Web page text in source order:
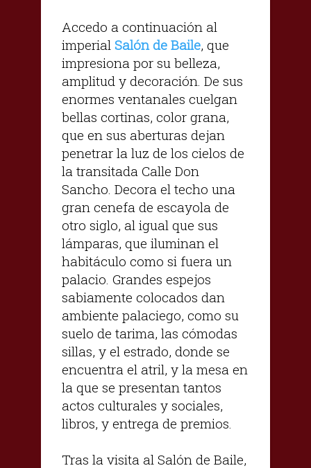
Accedo a continuación al
imperial Salón de Baile, que
impresiona por su belleza,
amplitud y decoración. De sus
enormes ventanales cuelgan
bellas cortinas, color grana,
que en sus aberturas dejan
penetrar la luz de los cielos de
la transitada Calle Don
Sancho. Decora el techo una
gran cenefa de escayola de
otro siglo, al igual que sus
lámparas, que iluminan el
habitáculo como si fuera un
palacio. Grandes espejos
sabiamente colocados dan
ambiente palaciego, como su
suelo de tarima, las cómodas
sillas, y el estrado, donde se
encuentra el atril, y la mesa en
la que se presentan tantos
actos culturales y sociales,
libros, y entrega de premios.
Tras la visita al Salón de Baile,